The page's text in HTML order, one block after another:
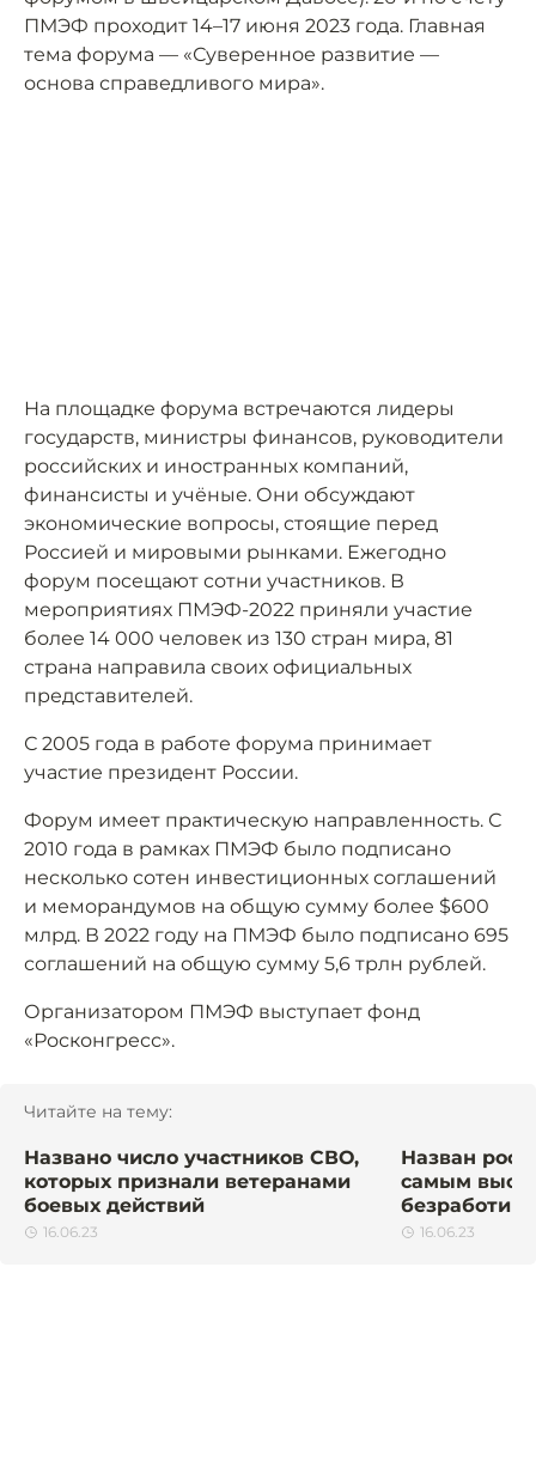
ПМЭФ проходит 14–17 июня 2023 года. Главная
тема форума — «Суверенное развитие —
основа справедливого мира».
На площадке форума встречаются лидеры
государств, министры финансов, руководители
российских и иностранных компаний,
финансисты и учёные. Они обсуждают
экономические вопросы, стоящие перед
Россией и мировыми рынками. Ежегодно
форум посещают сотни участников. В
мероприятиях ПМЭФ-2022 приняли участие
более 14 000 человек из 130 стран мира, 81
страна направила своих официальных
представителей.
С 2005 года в работе форума принимает
участие президент России.
Форум имеет практическую направленность. С
2010 года в рамках ПМЭФ было подписано
несколько сотен инвестиционных соглашений
и меморандумов на общую сумму более $600
млрд. В 2022 году на ПМЭФ было подписано 695
соглашений на общую сумму 5,6 трлн рублей.
Организатором ПМЭФ выступает фонд
«Росконгресс».
Читайте на тему:
Названо число участников СВО,
которых признали ветеранами
боевых действий
16.06.23
Назван
самым
16.06.23